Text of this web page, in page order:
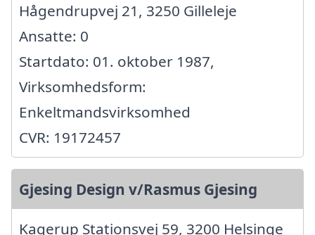
Hågendrupvej 21, 3250 Gilleleje
Ansatte: 0
Startdato: 01. oktober 1987,
Virksomhedsform:
Enkeltmandsvirksomhed
CVR: 19172457
Gjesing Design v/Rasmus Gjesing
Kagerup Stationsvej 59, 3200 Helsinge